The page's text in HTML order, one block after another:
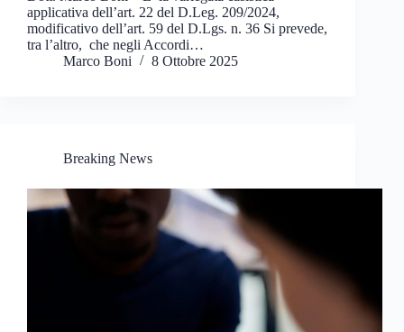
applicativa dell’art. 22 del D.Leg. 209/2024,
modificativo dell’art. 59 del D.Lgs. n. 36 Si prevede,
tra l’altro, che negli Accordi…
Marco Boni
8 Ottobre 2025
Breaking News